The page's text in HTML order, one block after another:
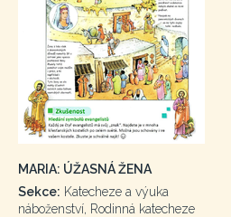
MARIA: ÚŽASNÁ ŽENA
Sekce: Katecheze a výuka
náboženství, Rodinná katecheze